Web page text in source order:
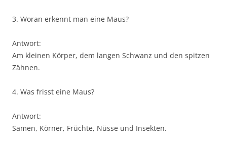
3. Woran erkennt man eine Maus?
Antwort:
Am kleinen Körper, dem langen Schwanz und den spitzen
Zähnen.
4. Was frisst eine Maus?
Antwort:
Samen, Körner, Früchte, Nüsse und Insekten.